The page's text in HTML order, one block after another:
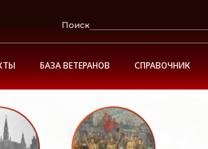
Поиск
БАЗА ВЕТЕРАНОВ СПРАВОЧНИК